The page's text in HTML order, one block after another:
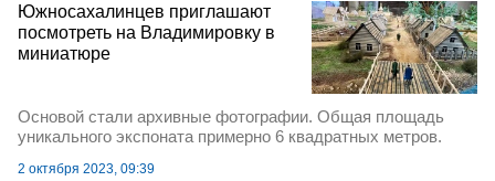
Южносахалинцев приглашают
посмотреть на Владимировку в
миниатюре
Основой стали архивные фотографии. Общая площадь
уникального экспоната примерно 6 квадратных метров.
2 октября 2023, 09:39